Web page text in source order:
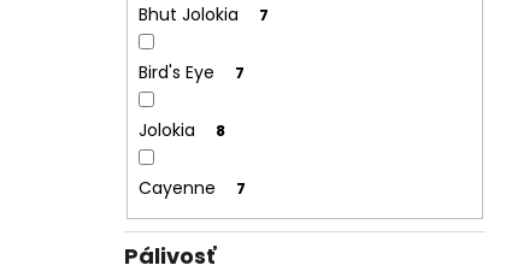
Bhut Jolokia 7
Bird's Eye 7
Jolokia 8
Cayenne 7
Pálivosť